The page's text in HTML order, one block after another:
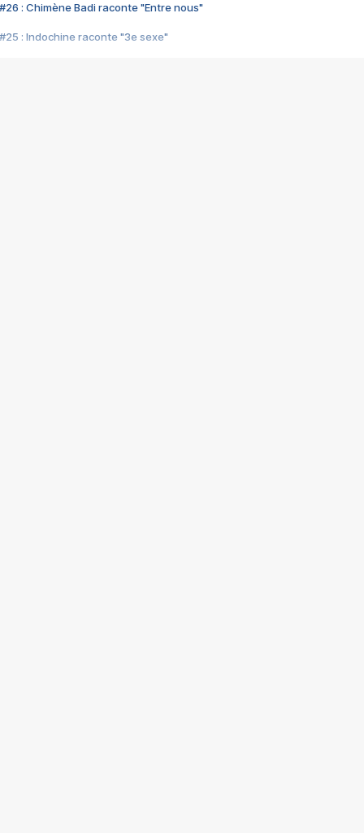
#26 : Chimène Badi raconte "Entre nous"
#25 : Indochine raconte "3e sexe"